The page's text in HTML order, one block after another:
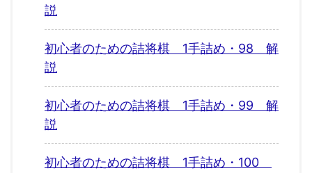
説
初心者のための詰将棋 1手詰め・98 解
説
初心者のための詰将棋 1手詰め・99 解
説
初心者のための詰将棋 1手詰め・100